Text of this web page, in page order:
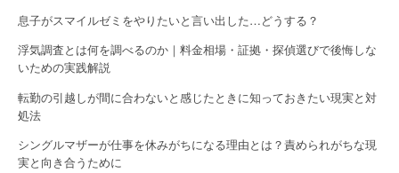
息子がスマイルゼミをやりたいと言い出した…どうする？
浮気調査とは何を調べるのか｜料金相場・証拠・探偵選びで後悔しな
いための実践解説
転勤の引越しが間に合わないと感じたときに知っておきたい現実と対
処法
シングルマザーが仕事を休みがちになる理由とは？責められがちな現
実と向き合うために